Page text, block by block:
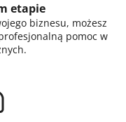
etapie
biznesu, możesz
pomoc w